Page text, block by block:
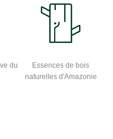
du
Essences de bois
naturelles d'Amazonie